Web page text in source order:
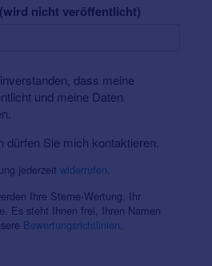
nicht veröffentlicht)
dass meine
und meine Daten
dürfen Sie mich kontaktieren.
jederzeit widerrufen
Ihre Sterne-Wertung, Ihr
Es steht Ihnen frei, Ihren Namen
Bewertungsrichtlinien